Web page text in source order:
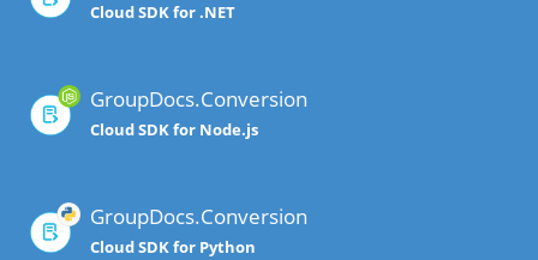
Cloud SDK for .NET
GroupDocs.Conversion
Cloud SDK for Node.js
GroupDocs.Conversion
Cloud SDK for Python